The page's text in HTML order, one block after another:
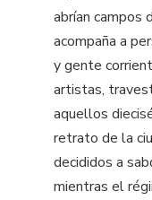
abrían campos
acompaña a
y gente
artistas,
aquellos
retrato de la
decididos a
mientras el